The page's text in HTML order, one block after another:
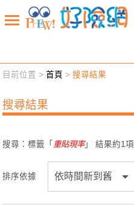
新聞觀點 業務交流
退休先準備 好險學堂
目前位置 >首頁 >搜尋結果
搜尋結果
搜尋：標籤「 重貼現率」 結果約1項
排序依據